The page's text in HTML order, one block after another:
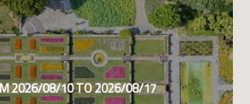
2026/08/10 TO 2026/08/17